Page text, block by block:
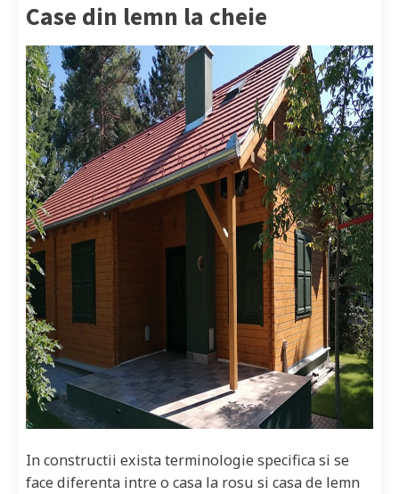
Case din lemn la cheie
In constructii exista terminologie specifica si se
face diferenta intre o casa la rosu si casa de lemn